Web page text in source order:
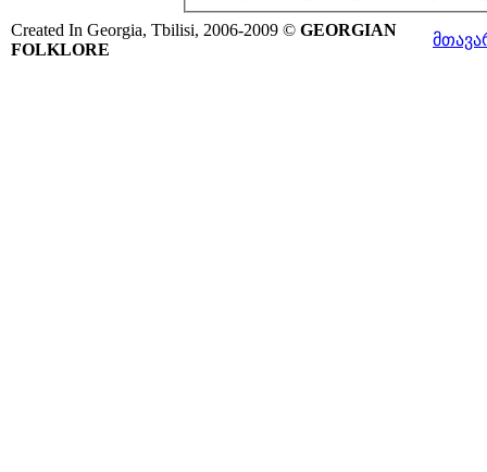
Created In Georgia, Tbilisi, 2006-2009 © GEORGIAN
FOLKLORE